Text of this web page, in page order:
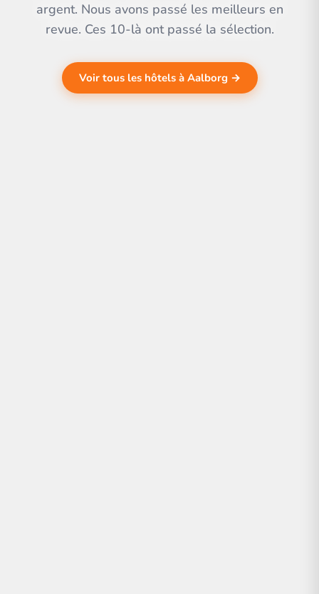
argent. Nous avons passé les meilleurs en
revue. Ces 10-là ont passé la sélection.
Voir tous les hôtels à Aalborg →